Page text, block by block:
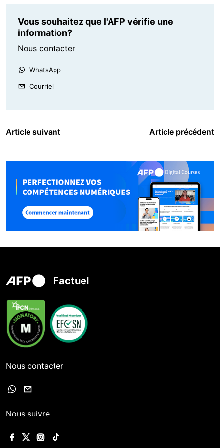
Vous souhaitez que l'AFP vérifie une
information?
Nous contacter
WhatsApp
Courriel
Article suivant Article précédent
Factuel
Nous contacter
Nous suivre